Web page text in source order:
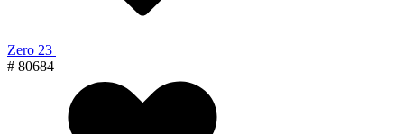
Zero 23
# 80684